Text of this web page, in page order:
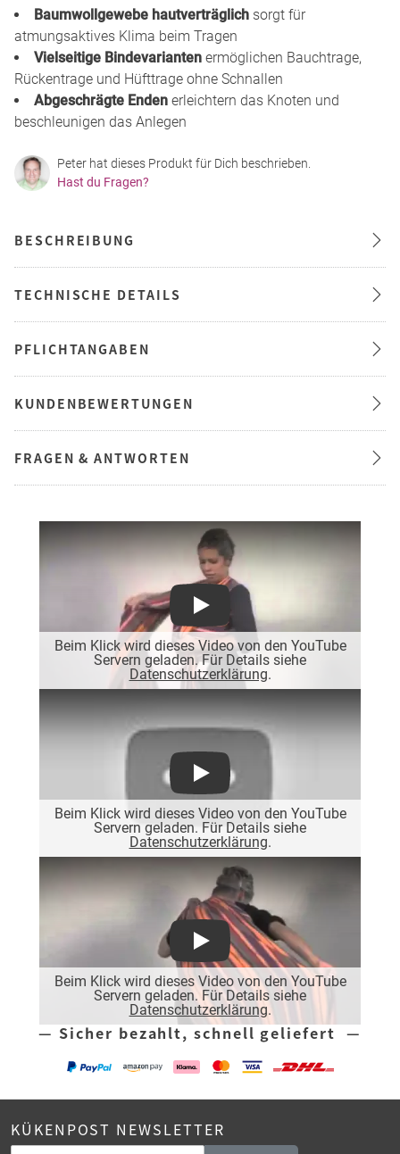
Baumwollgewebe hautverträglich sorgt für
atmungsaktives Klima beim Tragen
Vielseitige Bindevarianten ermöglichen Bauchtrage,
Rückentrage und Hüfttrage ohne Schnallen
Abgeschrägte Enden erleichtern das Knoten und
beschleunigen das Anlegen
Peter hat dieses Produkt für Dich beschrieben.
Hast du Fragen?
BESCHREIBUNG
TECHNISCHE DETAILS
PFLICHTANGABEN
KUNDENBEWERTUNGEN
FRAGEN & ANTWORTEN
Beim Klick wird dieses Video von den YouTube
Servern geladen. Für Details siehe
Datenschutzerklärung.
Play
Beim Klick wird dieses Video von den YouTube
Servern geladen. Für Details siehe
Datenschutzerklärung.
Play
Beim Klick wird dieses Video von den YouTube
Servern geladen. Für Details siehe
Datenschutzerklärung.
Play
— Sicher bezahlt, schnell geliefert —
KÜKENPOST NEWSLETTER